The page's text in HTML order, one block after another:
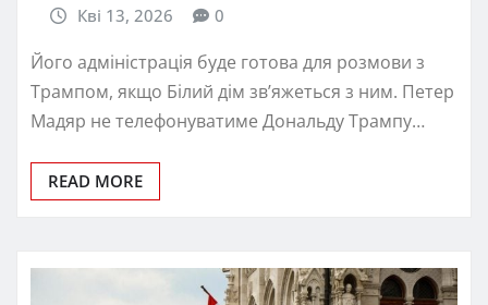
Кві 13, 2026 0
Його адміністрація буде готова для розмови з
Трампом, якщо Білий дім зв’яжеться з ним. Петер
Мадяр не телефонуватиме Дональду Трампу…
READ MORE